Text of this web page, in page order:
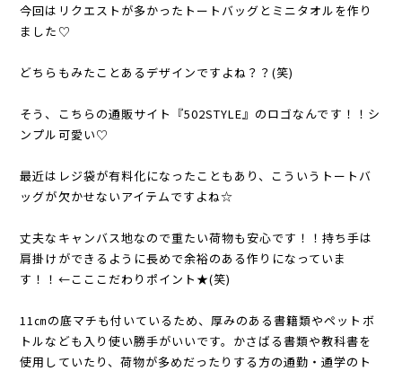
今回はリクエストが多かったトートバッグとミニタオルを作り
ました♡
どちらもみたことあるデザインですよね？？(笑)
そう、こちらの通販サイト『502STYLE』のロゴなんです！！シ
ンプル可愛い♡
最近はレジ袋が有料化になったこともあり、こういうトートバ
ッグが欠かせないアイテムですよね☆
丈夫なキャンバス地なので重たい荷物も安心です！！ 持ち手は
肩掛けができるように長めで余裕のある作りになっていま
す！！←こここだわりポイント★(笑)
11㎝の底マチも付いているため、厚みのある書籍類やペットボ
トルなども入り使い勝手がいいです。かさばる書類や教科書を
使用していたり、荷物が多めだったりする方の通勤・通学のト